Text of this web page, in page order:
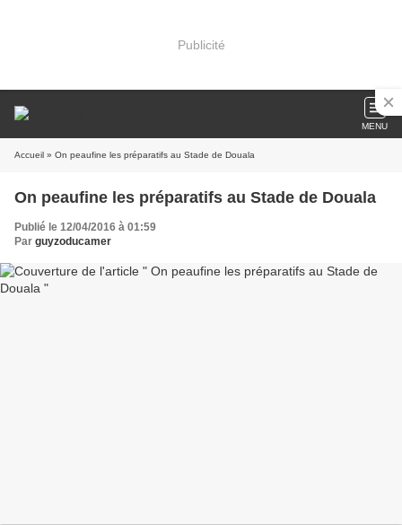
Publicité
MENU
Accueil » On peaufine les préparatifs au Stade de Douala
On peaufine les préparatifs au Stade de Douala
Publié le 12/04/2016 à 01:59
Par guyzoducamer